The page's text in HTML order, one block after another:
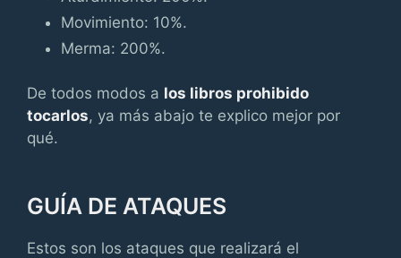
Movimiento: 10%.
Merma: 200%.
De todos modos a los libros prohibido
tocarlos, ya más abajo te explico mejor por
qué.
GUÍA DE ATAQUES
Estos son los ataques que realizará el